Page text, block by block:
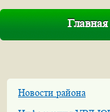
Главная
Новости района